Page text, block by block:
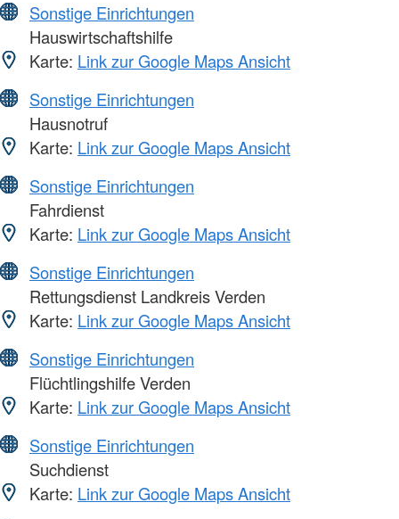
Sonstige Einrichtungen
Hauswirtschaftshilfe
Karte: Link zur Google Maps Ansicht
Sonstige Einrichtungen
Hausnotruf
Karte: Link zur Google Maps Ansicht
Sonstige Einrichtungen
Fahrdienst
Karte: Link zur Google Maps Ansicht
Sonstige Einrichtungen
Rettungsdienst Landkreis Verden
Karte: Link zur Google Maps Ansicht
Sonstige Einrichtungen
Flüchtlingshilfe Verden
Karte: Link zur Google Maps Ansicht
Sonstige Einrichtungen
Suchdienst
Karte: Link zur Google Maps Ansicht